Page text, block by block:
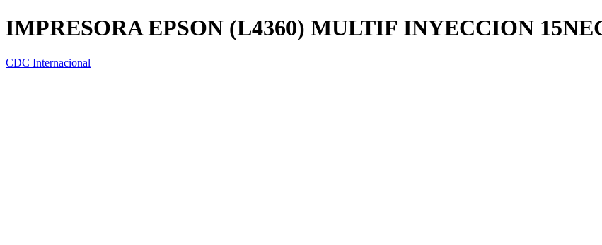
IMPRESORA EPSON (L4360) MULTIF INYECCION
CDC Internacional